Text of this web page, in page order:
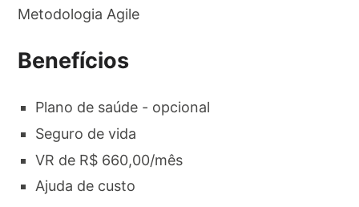
Metodologia Agile
Benefícios
Plano de saúde - opcional
Seguro de vida
VR de R$ 660,00/mês
Ajuda de custo